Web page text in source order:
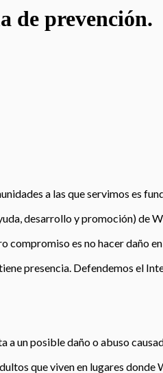
de prevención.
a las que servimos es
desarrollo y promoción) de
compromiso es no hacer daño
presencia. Defendemos el
a un posible daño o abuso
que viven en lugares donde